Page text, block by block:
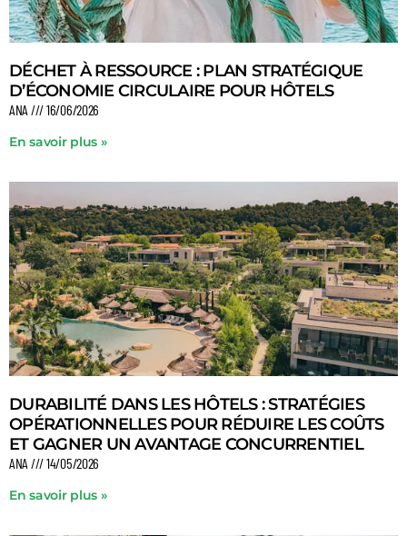
DÉCHET À RESSOURCE : PLAN STRATÉGIQUE
D’ÉCONOMIE CIRCULAIRE POUR HÔTELS
ANA 16/06/2026
En savoir plus »
DURABILITÉ DANS LES HÔTELS : STRATÉGIES
OPÉRATIONNELLES POUR RÉDUIRE LES COÛTS
ET GAGNER UN AVANTAGE CONCURRENTIEL
ANA 14/05/2026
En savoir plus »